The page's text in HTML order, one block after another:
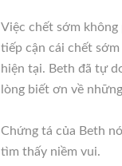
Việc chết sớm
tiếp cận cái chết
hiện tại. Beth đã tự
lòng biết ơn về
Chứng tá của Beth
tìm thấy niềm vui.